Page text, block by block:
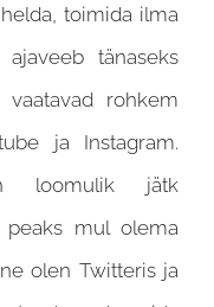
toimida ilma
tänaseks
rohkem
ja Instagram.
loomulik jätk
peaks mul olema
olen Twitteris ja